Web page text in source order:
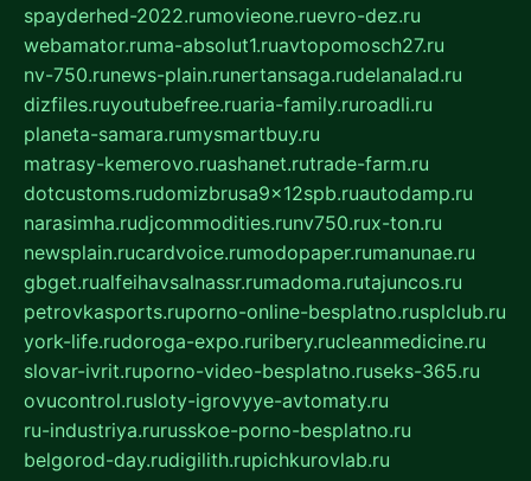
spayderhed-2022.rumovieone.ruevro-dez.ru
webamator.ruma-absolut1.ruavtopomosch27.ru
nv-750.runews-plain.runertansaga.rudelanalad.ru
dizfiles.ruyoutubefree.ruaria-family.ruroadli.ru
planeta-samara.rumysmartbuy.ru
matrasy-kemerovo.ruashanet.rutrade-farm.ru
dotcustoms.rudomizbrusa9x12spb.ruautodamp.ru
narasimha.rudjcommodities.runv750.rux-ton.ru
newsplain.rucardvoice.rumodopaper.rumanunae.ru
gbget.rualfeihavsalnassr.rumadoma.rutajuncos.ru
petrovkasports.ruporno-online-besplatno.rusplclub.ru
york-life.rudoroga-expo.ruribery.rucleanmedicine.ru
slovar-ivrit.ruporno-video-besplatno.ruseks-365.ru
ovucontrol.rusloty-igrovyye-avtomaty.ru
ru-industriya.rurusskoe-porno-besplatno.ru
belgorod-day.rudigilith.rupichkurovlab.ru